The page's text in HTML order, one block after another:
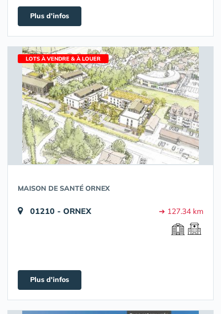
Plus d'infos
LOTS À VENDRE & À LOUER
MAISON DE SANTÉ ORNEX
01210 - ORNEX ➔ 127.34 km
Plus d'infos